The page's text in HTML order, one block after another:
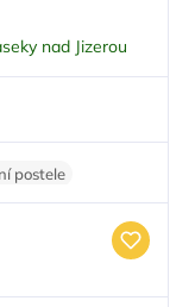
nad Jizerou
postele